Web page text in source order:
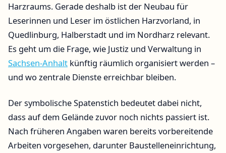
Harzraums. Gerade deshalb ist der Neubau für
Leserinnen und Leser im östlichen Harzvorland, in
Quedlinburg, Halberstadt und im Nordharz relevant.
Es geht um die Frage, wie Justiz und Verwaltung in
Sachsen-Anhalt künftig räumlich organisiert werden –
und wo zentrale Dienste erreichbar bleiben.
Der symbolische Spatenstich bedeutet dabei nicht,
dass auf dem Gelände zuvor noch nichts passiert ist.
Nach früheren Angaben waren bereits vorbereitende
Arbeiten vorgesehen, darunter Baustelleneinrichtung,